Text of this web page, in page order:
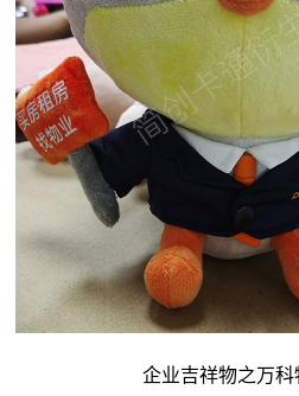
企业吉祥物之万科